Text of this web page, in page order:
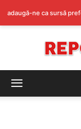
adaugă-ne ca sursă